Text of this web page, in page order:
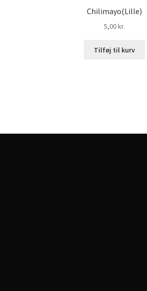
Chilimayo(Lille)
5,00kr.
Tilføj til kurv